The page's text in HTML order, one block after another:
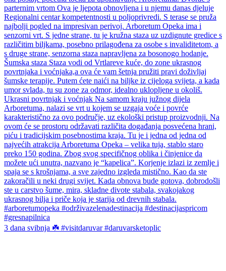
3 dana svibnja ☘️ #visitdaruvar #daruvarsketoplic